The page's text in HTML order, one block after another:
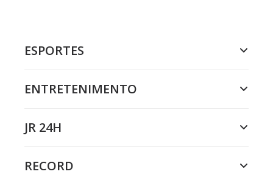
ESPORTES
ENTRETENIMENTO
JR 24H
RECORD